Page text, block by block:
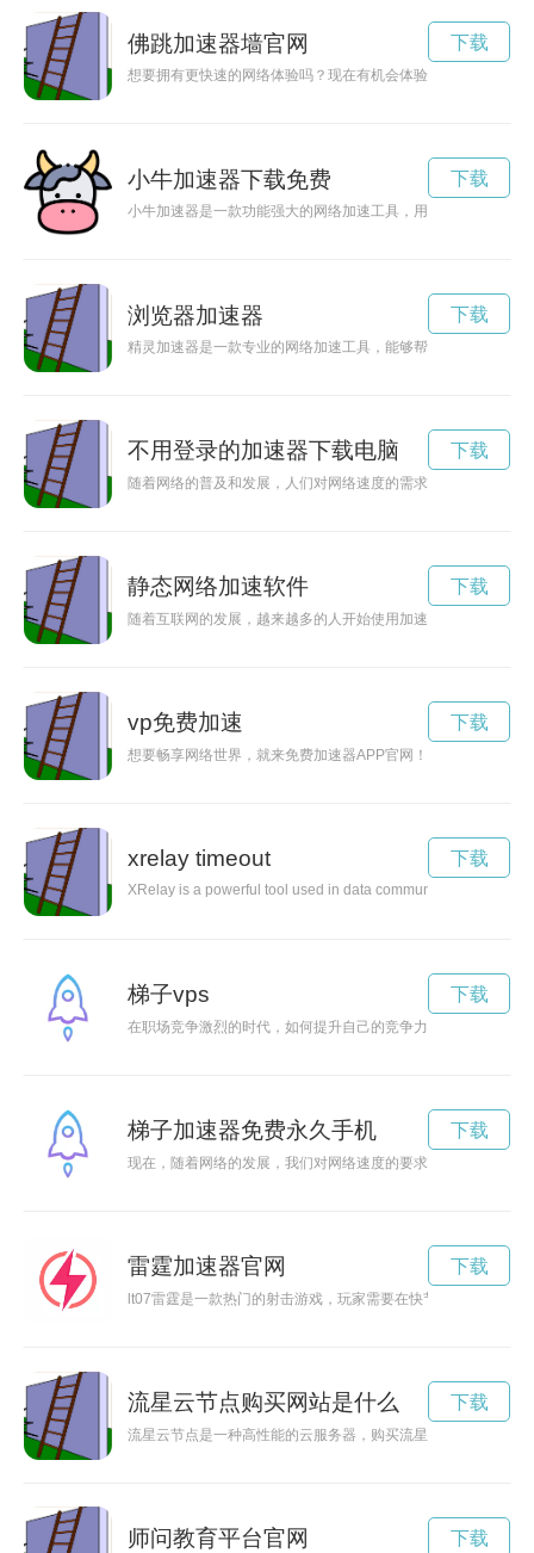
佛跳加速器墙官网
想要拥有更快速的网络体验吗？现在有机会体验佛跳加速器免
下载
小牛加速器下载免费
小牛加速器是一款功能强大的网络加速工具，用户可以在官网
下载
浏览器加速器
精灵加速器是一款专业的网络加速工具，能够帮助用户解决网
下载
不用登录的加速器下载电脑
随着网络的普及和发展，人们对网络速度的需求也越来越高。
下载
静态网络加速软件
随着互联网的发展，越来越多的人开始使用加速器来提高网络
下载
vp免费加速
想要畅享网络世界，就来免费加速器APP官网！通过这款APP
下载
xrelay timeout
XRelay is a powerful tool used in data communication to
下载
梯子vps
在职场竞争激烈的时代，如何提升自己的竞争力成为每个职场
下载
梯子加速器免费永久手机
现在，随着网络的发展，我们对网络速度的要求也越来越高。
下载
雷霆加速器官网
lt07雷霆是一款热门的射击游戏，玩家需要在快节奏的战斗中展
下载
流星云节点购买网站是什么
流星云节点是一种高性能的云服务器，购买流星云节点可以帮
下载
师问教育平台官网 下载